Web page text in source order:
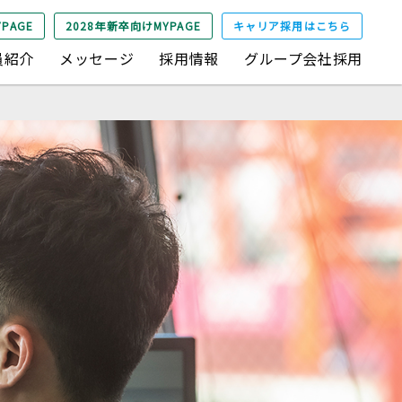
2028年新卒向けMYPAGE キャリア採用はこちら
介 メッセージ 採用情報 グループ会社採用